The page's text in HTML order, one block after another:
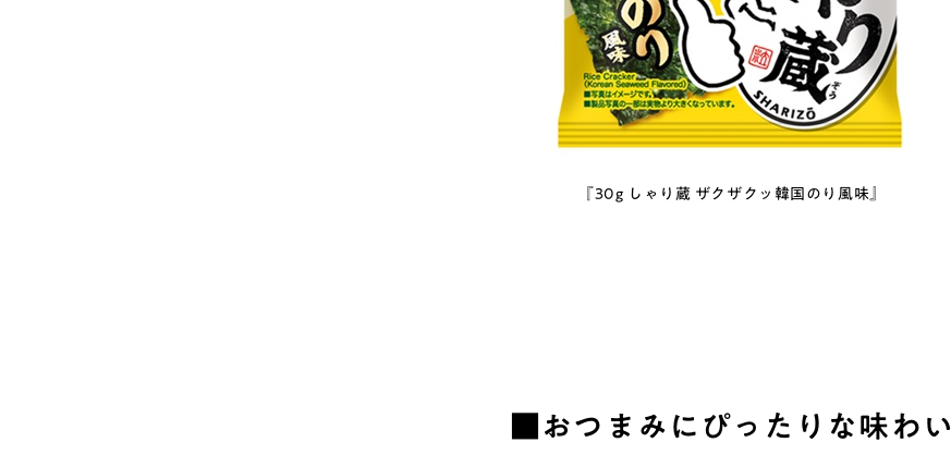
『30g しゃり蔵 ザクザクッ韓国のり風味』
■おつまみにぴったりな味わい